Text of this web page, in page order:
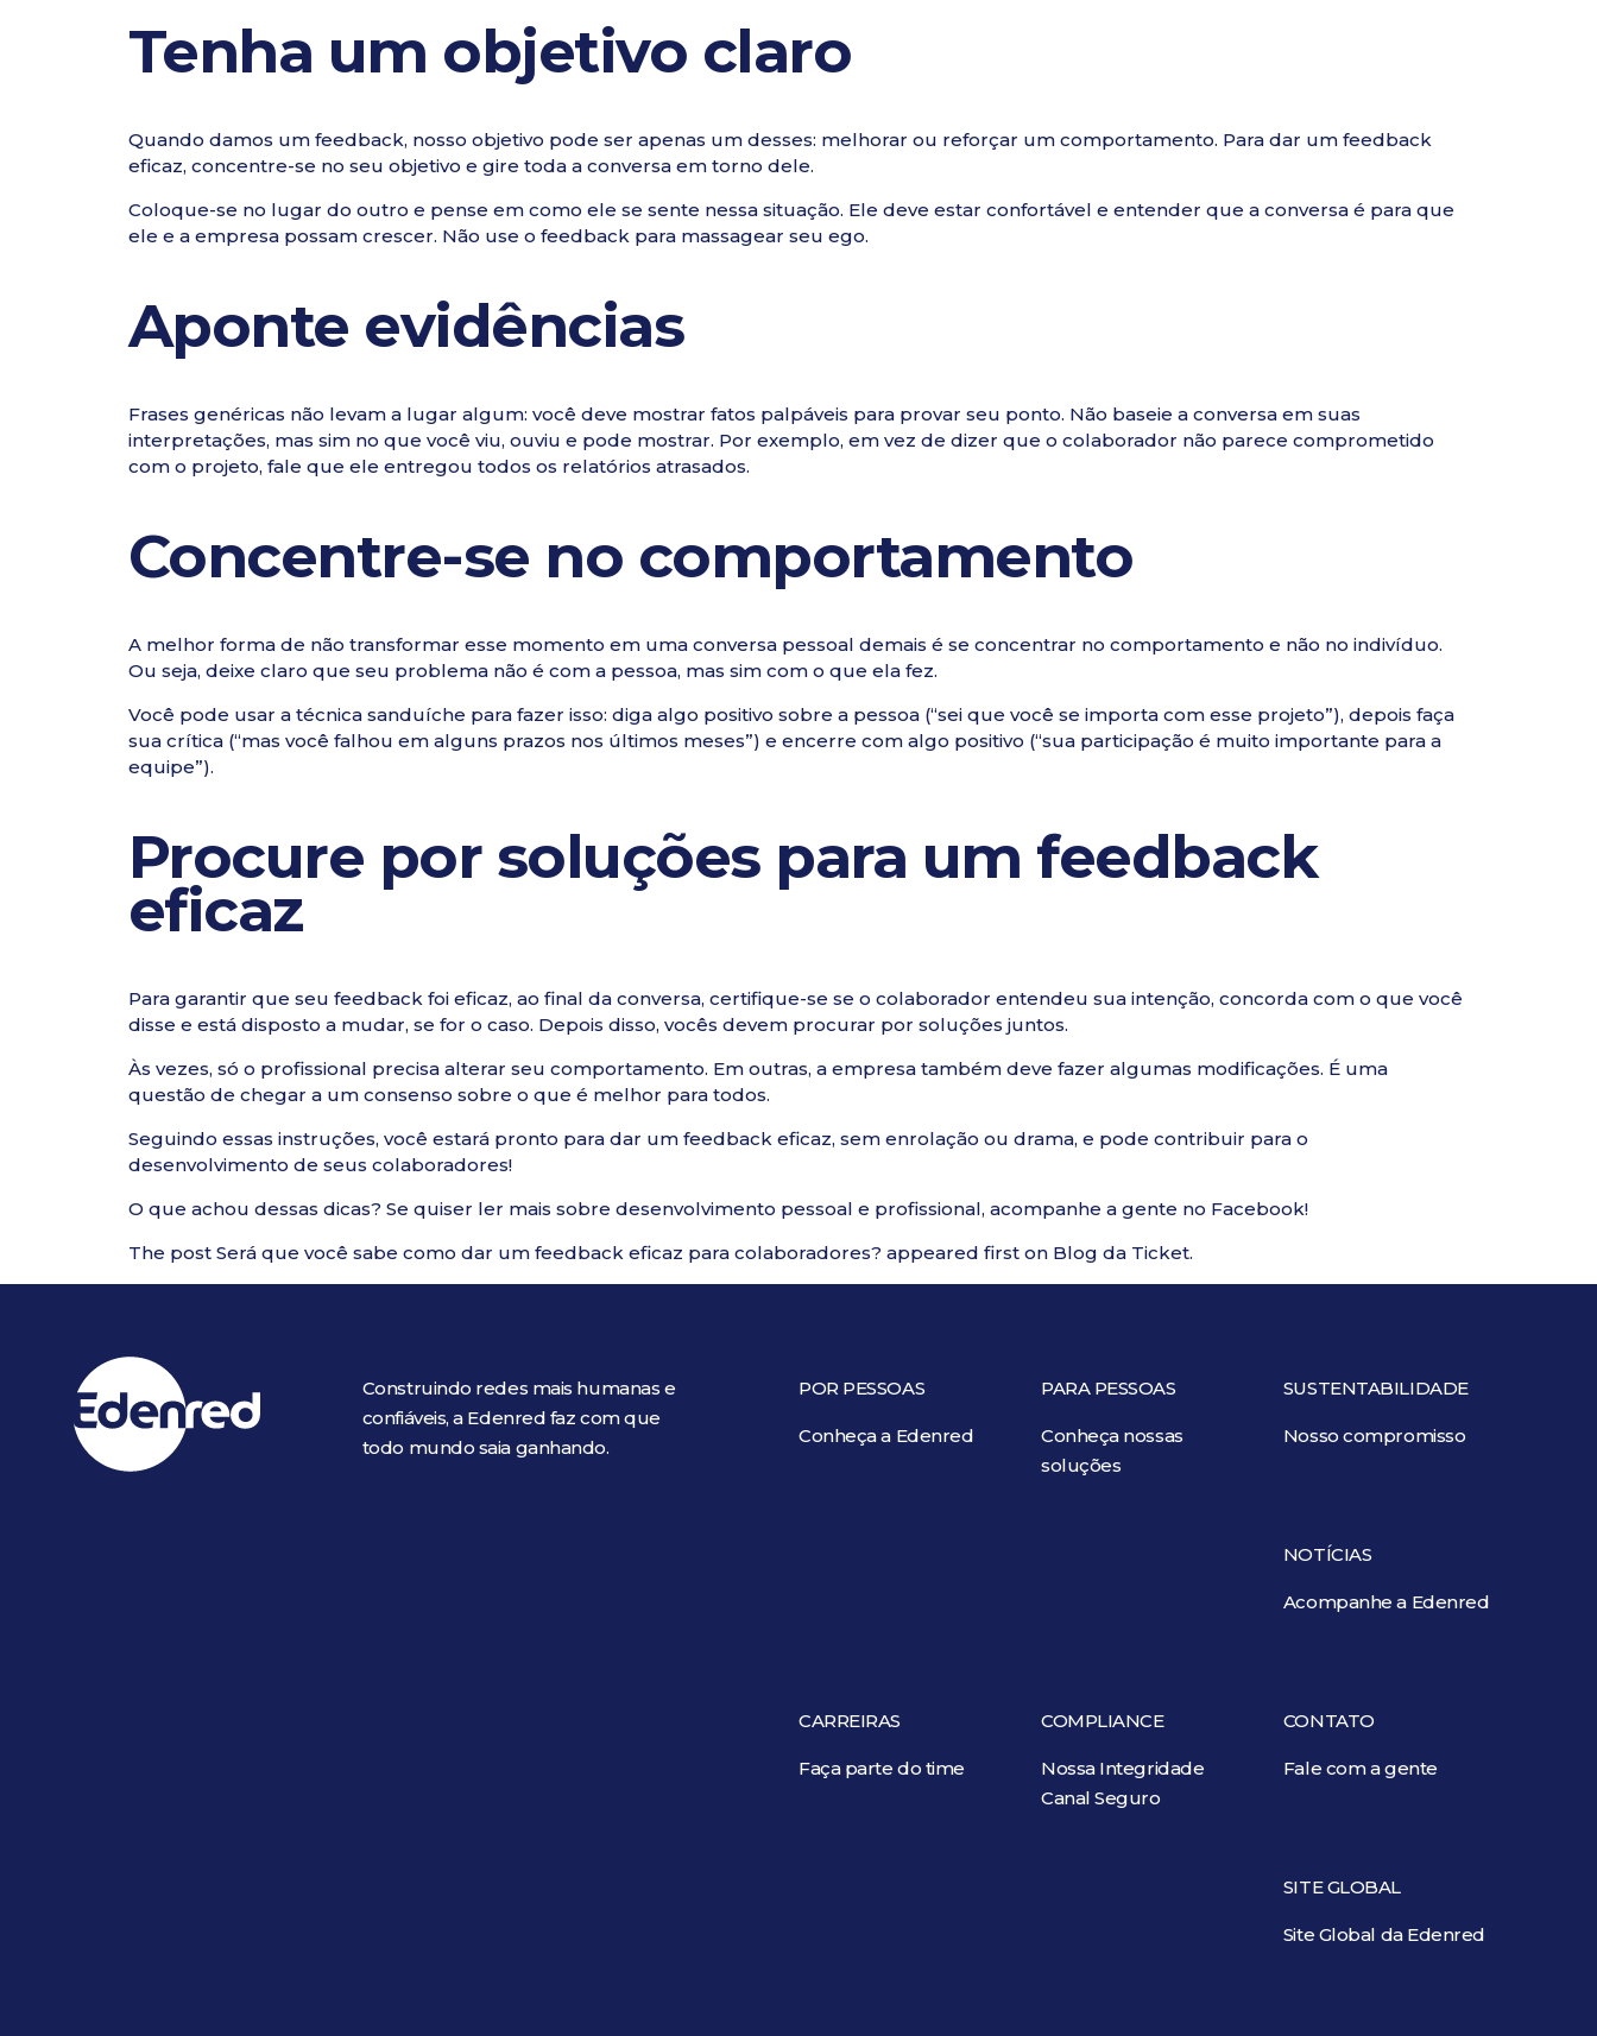
Tenha um objetivo claro
Quando damos um feedback, nosso objetivo pode ser apenas um desses: melhorar ou reforçar um comportamento. Para dar um feedback
eficaz, concentre-se no seu objetivo e gire toda a conversa em torno dele.
Coloque-se no lugar do outro e pense em como ele se sente nessa situação. Ele deve estar confortável e entender que a conversa é para que
ele e a empresa possam crescer. Não use o feedback para massagear seu ego.
Aponte evidências
Frases genéricas não levam a lugar algum: você deve mostrar fatos palpáveis para provar seu ponto. Não baseie a conversa em suas
interpretações, mas sim no que você viu, ouviu e pode mostrar. Por exemplo, em vez de dizer que o colaborador não parece comprometido
com o projeto, fale que ele entregou todos os relatórios atrasados.
Concentre-se no comportamento
A melhor forma de não transformar esse momento em uma conversa pessoal demais é se concentrar no comportamento e não no indivíduo.
Ou seja, deixe claro que seu problema não é com a pessoa, mas sim com o que ela fez.
Você pode usar a técnica sanduíche para fazer isso: diga algo positivo sobre a pessoa (“sei que você se importa com esse projeto”), depois faça
sua crítica (“mas você falhou em alguns prazos nos últimos meses”) e encerre com algo positivo (“sua participação é muito importante para a
equipe”).
Procure por soluções para um feedback
eficaz
Para garantir que seu feedback foi eficaz, ao final da conversa, certifique-se se o colaborador entendeu sua intenção, concorda com o que você
disse e está disposto a mudar, se for o caso. Depois disso, vocês devem procurar por soluções juntos.
Às vezes, só o profissional precisa alterar seu comportamento. Em outras, a empresa também deve fazer algumas modificações. É uma
questão de chegar a um consenso sobre o que é melhor para todos.
Seguindo essas instruções, você estará pronto para dar um feedback eficaz, sem enrolação ou drama, e pode contribuir para o
desenvolvimento de seus colaboradores!
O que achou dessas dicas? Se quiser ler mais sobre desenvolvimento pessoal e profissional, acompanhe a gente no Facebook!
The post Será que você sabe como dar um feedback eficaz para colaboradores? appeared first on Blog da Ticket.
Construindo redes mais humanas e
confiáveis, a Edenred faz com que
todo mundo saia ganhando.
POR PESSOAS
Conheça a Edenred
PARA PESSOAS
Conheça nossas
soluções
SUSTENTABILIDADE
Nosso compromisso
NOTÍCIAS
Acompanhe a Edenred
CARREIRAS
Faça parte do time
COMPLIANCE
Nossa Integridade
Canal Seguro
CONTATO
Fale com a gente
SITE GLOBAL
Site Global da Edenred